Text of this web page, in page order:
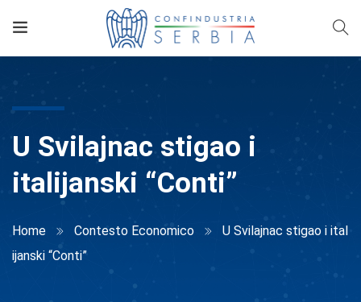
U Svilajnac stigao i
italijanski “Conti”
Home Contesto Economico
U Svilajnac stigao i ital
ijanski “Conti”